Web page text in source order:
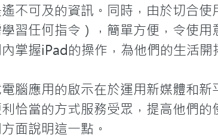
不可及的資訊。同時，由於切合使
習任何指令），簡單方便，令使
掌握iPad的操作，為他們的生活開
腦應用的啟示在於運用新媒體和
恰當的方式服務受眾，提高他們
面說明這一點。